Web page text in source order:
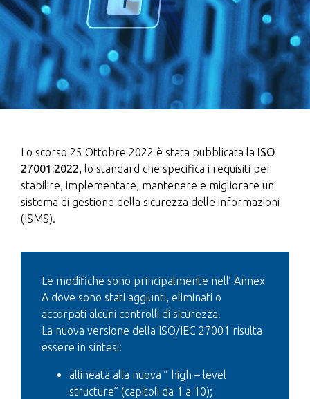
Lo scorso 25 Ottobre 2022 è stata pubblicata la ISO
27001:2022, lo standard che specifica i requisiti per
stabilire, implementare, mantenere e migliorare un
sistema di gestione della sicurezza delle informazioni
(ISMS).
Le modifiche sono principalmente nell’ Annex
A dove sono stati aggiunti, eliminati o
accorpati alcuni controlli di sicurezza.
La nuova versione della ISO/IEC 27001 risulta
essere in sintesi:
allineata alla nuova ” high – level
structure” (capitoli da 1 a 10);